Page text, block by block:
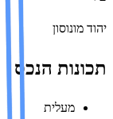
הנכס
מעלית